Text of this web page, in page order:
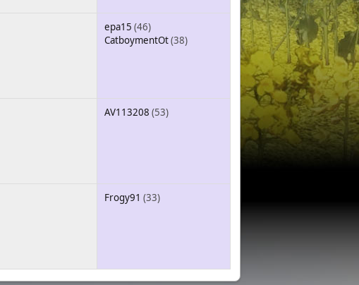
epa15 (46)
CatboymentOt(38)
AV113208 (53)
Frogy91 (33)